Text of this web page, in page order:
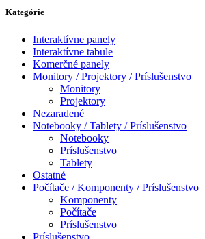
Kategórie
Interaktívne panely
Interaktívne tabule
Komerčné panely
Monitory / Projektory / Príslušenstvo
Monitory
Projektory
Nezaradené
Notebooky / Tablety / Príslušenstvo
Notebooky
Príslušenstvo
Tablety
Ostatné
Počítače / Komponenty / Príslušenstvo
Komponenty
Počítače
Príslušenstvo
Príslušenstvo